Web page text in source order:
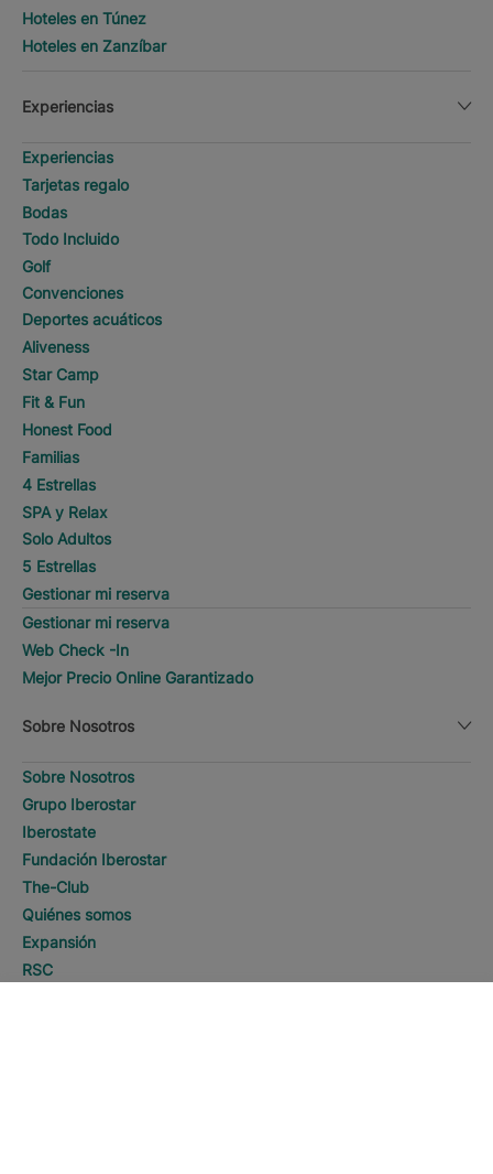
Hoteles en Túnez
Hoteles en Zanzíbar
Experiencias
Experiencias
Tarjetas regalo
Bodas
Todo Incluido
Golf
Convenciones
Deportes acuáticos
Aliveness
Star Camp
Fit & Fun
Honest Food
Familias
4 Estrellas
SPA y Relax
Solo Adultos
5 Estrellas
Gestionar mi reserva
Gestionar mi reserva
Web Check -In
Mejor Precio Online Garantizado
Sobre Nosotros
Sobre Nosotros
Grupo Iberostar
Iberostate
Fundación Iberostar
The-Club
Quiénes somos
Expansión
RSC